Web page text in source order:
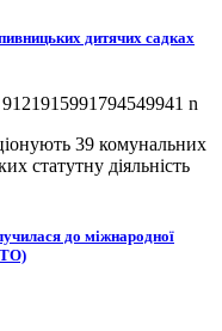
дитячих садках
39 комунальних
статутну діяльність
до міжнародної